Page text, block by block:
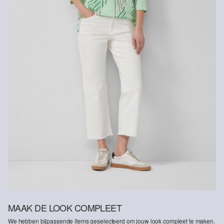
MAAK DE LOOK COMPLEET
We hebben bijpassende items geselecteerd om jouw look compleet te maken.